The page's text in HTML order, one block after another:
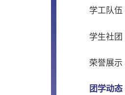
学工队伍
学生社团
荣誉展示
团学动态